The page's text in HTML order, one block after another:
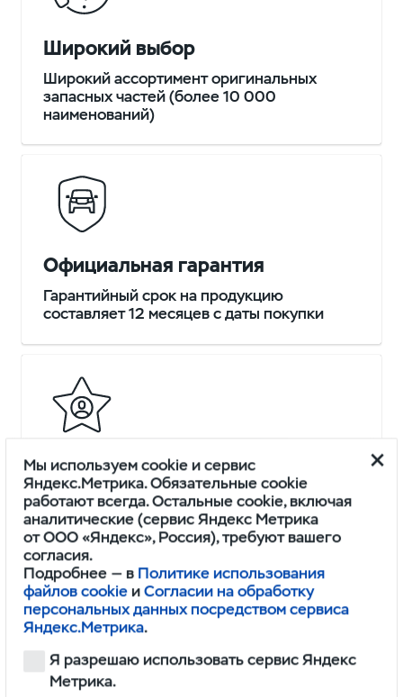
Широкий выбор
Широкий ассортимент оригинальных
запасных частей (более 10 000
наименований)
Официальная гарантия
Гарантийный срок на продукцию
составляет 12 месяцев с даты покупки
Индивидуальный подход
Гибкие торговые условия с учетом
специфики вашего бизнеса
Низкие цены
Мы используем cookie и сервис
Яндекс.Метрика. Обязательные cookie
работают всегда. Остальные cookie, включая
аналитические (сервис Яндекс Метрика
от ООО «Яндекс», Россия), требуют вашего
согласия.
Подробнее — в Политике использования
файлов cookie иСогласии на обработку
персональных данных посредством сервиса
Яндекс.Метрика.
Я разрешаю использовать сервис Яндекс
Метрика.